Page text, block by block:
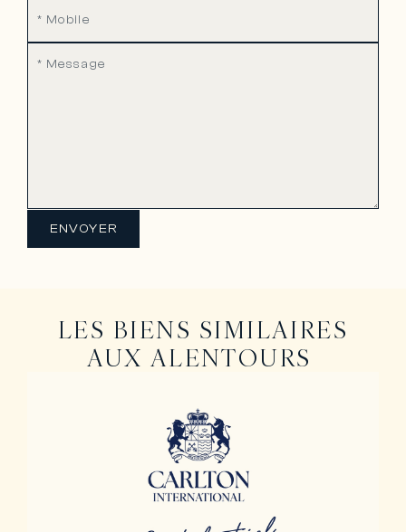
ENVOYER
LES BIENS SIMILAIRES
AUX ALENTOURS